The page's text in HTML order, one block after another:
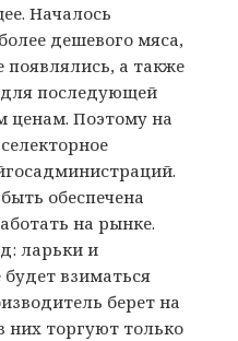
Началось
дешевого мяса,
а также
для последующей
ценам. Поэтому на
обеспечена
на рынке.
ларьки и
взиматься
берет на
них торгуют только